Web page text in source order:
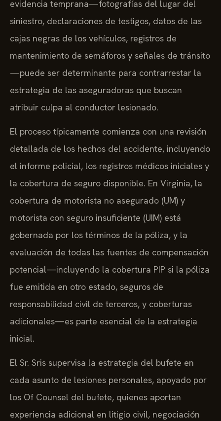
evidencia temprana—fotografías del lugar del
siniestro, declaraciones de testigos, datos de las
cajas negras de los vehículos, registros de
mantenimiento de semáforos y señales de tránsito
—puede ser determinante para contrarrestar la
estrategia de las aseguradoras que buscan
atribuir culpa al conductor lesionado.
El proceso típicamente comienza con una revisión
detallada de los hechos del accidente, incluyendo
el informe policial, los registros médicos iniciales y
la cobertura de seguro disponible. En Virginia, la
cobertura de motorista no asegurado (UM) y
motorista con seguro insuficiente (UIM) está
gobernada por los términos de la póliza, y la
evaluación de todas las fuentes de compensación
potencial—incluyendo la cobertura PIP si la póliza
fue emitida en otro estado, seguros de
responsabilidad civil de terceros, y coberturas
adicionales—es parte esencial de la estrategia
inicial.
El Sr. Sris supervisa la estrategia del bufete en
cada asunto de lesiones personales, apoyado por
los Of Counsel del bufete, quienes aportan
experiencia adicional en litigio civil, negociación